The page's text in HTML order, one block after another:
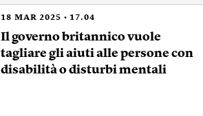
18 MAR 2025 17.04
Il governo britannico vuole
tagliare gli aiuti alle persone con
disabilità o disturbi mentali